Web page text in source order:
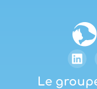
Le